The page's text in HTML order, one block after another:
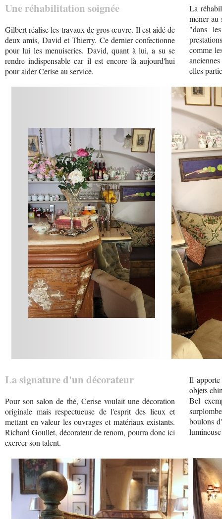
Une réhabilitation soignée
Gilbert réalise les travaux de gros œuvre. Il est aidé de
deux amis, David et Thierry. Ce dernier confectionne
pour lui les menuiseries. David, quant à lui, a su se
rendre indispensable car il est encore là aujourd'hui
pour aider Cerise au service.
La
mener au
"dans
comme
elles
La signature d'un décorateur
Pour son salon de thé, Cerise voulait une décoration
originale mais respectueuse de l'esprit des lieux et
mettant en valeur les ouvrages et matériaux existants.
Richard Goullet, décorateur de renom, pourra donc ici
exercer son talent.
Il
objets
Bel
boulons